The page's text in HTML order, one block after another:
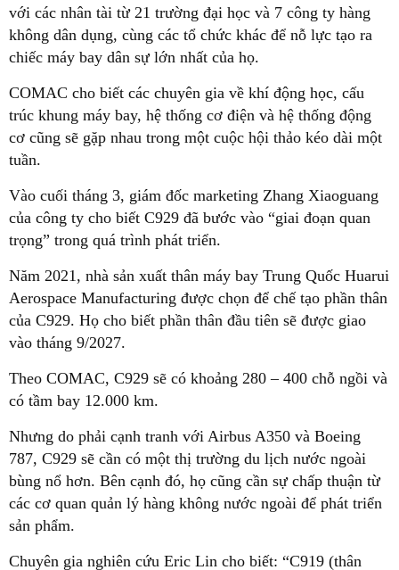
với các nhân tài từ 21 trường đại học và 7 công ty hàng
không dân dụng, cùng các tổ chức khác để nỗ lực tạo ra
chiếc máy bay dân sự lớn nhất của họ.
COMAC cho biết các chuyên gia về khí động học, cấu
trúc khung máy bay, hệ thống cơ điện và hệ thống động
cơ cũng sẽ gặp nhau trong một cuộc hội thảo kéo dài một
tuần.
Vào cuối tháng 3, giám đốc marketing Zhang Xiaoguang
của công ty cho biết C929 đã bước vào “giai đoạn quan
trọng” trong quá trình phát triển.
Năm 2021, nhà sản xuất thân máy bay Trung Quốc Huarui
Aerospace Manufacturing được chọn để chế tạo phần thân
của C929. Họ cho biết phần thân đầu tiên sẽ được giao
vào tháng 9/2027.
Theo COMAC, C929 sẽ có khoảng 280 – 400 chỗ ngồi và
có tầm bay 12.000 km.
Nhưng do phải cạnh tranh với Airbus A350 và Boeing
787, C929 sẽ cần có một thị trường du lịch nước ngoài
bùng nổ hơn. Bên cạnh đó, họ cũng cần sự chấp thuận từ
các cơ quan quản lý hàng không nước ngoài để phát triển
sản phẩm.
Chuyên gia nghiên cứu Eric Lin cho biết: “C919 (thân